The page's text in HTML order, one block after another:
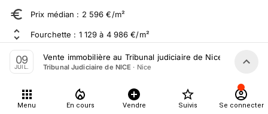
Prix médian : 2 596 €/m²
Fourchette : 1 129 à 4 986 €/m²
Sur 1 065 ventes aux enchères dans le département
À propos
09
JUIL.
Vente immobilière au Tribunal judiciaire de Nice le 9 Juillet
Tribunal Judiciaire de NICE · Nice
Menu En cours Vendre Suivis Se connecter